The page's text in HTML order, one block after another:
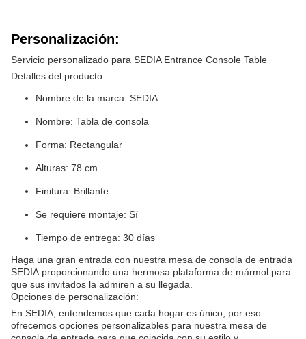
Personalización:
Servicio personalizado para SEDIA Entrance Console Table
Detalles del producto:
Nombre de la marca: SEDIA
Nombre: Tabla de consola
Forma: Rectangular
Alturas: 78 cm
Finitura: Brillante
Se requiere montaje: Sí
Tiempo de entrega: 30 días
Haga una gran entrada con nuestra mesa de consola de entrada
SEDIA.proporcionando una hermosa plataforma de mármol para
que sus invitados la admiren a su llegada.
Opciones de personalización:
En SEDIA, entendemos que cada hogar es único, por eso
ofrecemos opciones personalizables para nuestra mesa de